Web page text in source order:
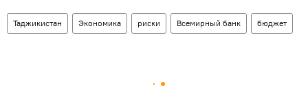
Таджикистан Экономика риски Всемирный банк бюджет